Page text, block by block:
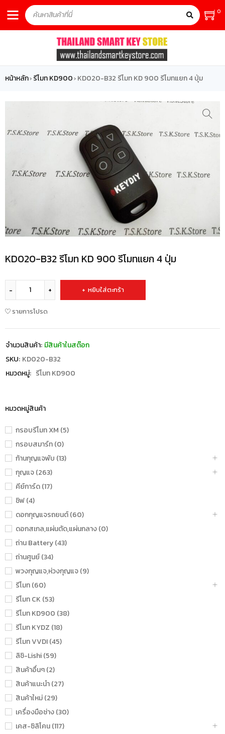
0
หน้าหลัก› รีโมท KD900› KD020-B32 รีโมท KD 900 รีโมทแยก 4 ปุ่ม
หมวดหมู่สินค้า
กรอบรีโมท XM (5)
กรอบสมาร์ท (0)
ก้านกุญแจพับ (13)
กุญแจ (263)
คีย์การ์ด (17)
ชิฟ (4)
ดอกกุญแจรถยนต์ (60)
ดอกสเกล,แผ่นตัด,แผ่นกลาง (0)
ถ่าน Battery (43)
ถ่านศูนย์ (34)
พวงกุญแจ,ห่วงกุญแจ (9)
รีโมท (60)
รีโมท CK (53)
รีโมท KD900 (38)
รีโมท KYDZ (18)
รีโมท VVDI (45)
ลิชิ-Lishi (59)
สินค้าอื่นๆ (2)
สินค้าแนะนำ (27)
สินค้าใหม่ (29)
เครื่องมือช่าง (30)
เคส-ซิลิโคน (117)
KD020-B32 รีโมท KD 900 รีโมทแยก 4 ปุ่ม
หยิบใส่ตะกร้า
รายการโปรด
จำนวนสินค้า: มีสินค้าในสต๊อก
SKU: KD020-B32
หมวดหมู่: รีโมท KD900